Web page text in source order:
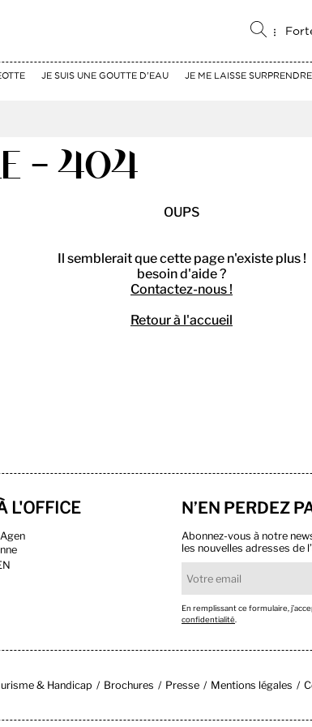
JE SUIS UNE GOUTTE D'EAU JE ME LAISSE SURPRENDRE
- 404
OUPS
Il semblerait que cette page n'existe plus !
besoin d'aide ?
Contactez-nous !
Retour à l'accueil
L'OFFICE N’EN PERDEZ
Abonnez-vous à notre
les nouvelles adresses de
En remplissant ce formulaire,
confidentialité.
& Handicap Brochures Presse Mentions légales